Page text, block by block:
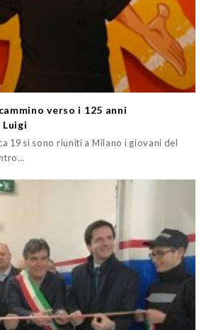
verso i 125 anni
19 si sono riuniti a Milano i giovani del